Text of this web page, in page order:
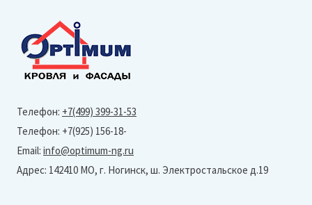
(1,09х0,455м)
Венге
8016-
Телефон: +7(499) 399-31-53
Телефон: +7(925) 156-18-
Email: info@optimum-ng.ru
Адрес: 142410 МО, г. Ногинск, ш. Электростальское д.19